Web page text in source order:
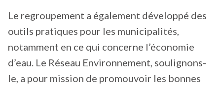
Le regroupement a également développé des
outils pratiques pour les municipalités,
notamment en ce qui concerne l’économie
d’eau. Le Réseau Environnement, soulignons-
le, a pour mission de promouvoir les bonnes